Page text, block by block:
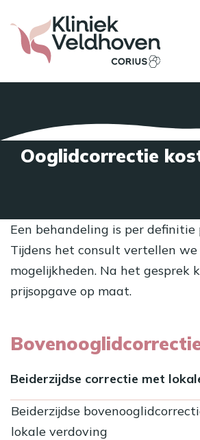
Ooglidcorrectie
Een behandeling is per definitie
Tijdens het consult vertellen
mogelijkheden. Na het gesprek
prijsopgave op maat.
Beiderzijdse correctie met
Beiderzijdse
lokale verdoving